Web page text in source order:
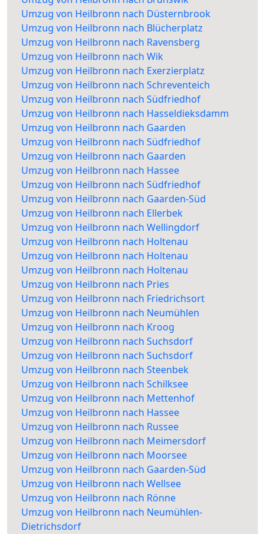
Umzug von Heilbronn nach Düsternbrook
Umzug von Heilbronn nach Blücherplatz
Umzug von Heilbronn nach Ravensberg
Umzug von Heilbronn nach Wik
Umzug von Heilbronn nach Exerzierplatz
Umzug von Heilbronn nach Schreventeich
Umzug von Heilbronn nach Südfriedhof
Umzug von Heilbronn nach Hasseldieksdamm
Umzug von Heilbronn nach Gaarden
Umzug von Heilbronn nach Südfriedhof
Umzug von Heilbronn nach Gaarden
Umzug von Heilbronn nach Hassee
Umzug von Heilbronn nach Südfriedhof
Umzug von Heilbronn nach Gaarden-Süd
Umzug von Heilbronn nach Ellerbek
Umzug von Heilbronn nach Wellingdorf
Umzug von Heilbronn nach Holtenau
Umzug von Heilbronn nach Holtenau
Umzug von Heilbronn nach Holtenau
Umzug von Heilbronn nach Pries
Umzug von Heilbronn nach Friedrichsort
Umzug von Heilbronn nach Neumühlen
Umzug von Heilbronn nach Kroog
Umzug von Heilbronn nach Suchsdorf
Umzug von Heilbronn nach Suchsdorf
Umzug von Heilbronn nach Steenbek
Umzug von Heilbronn nach Schilksee
Umzug von Heilbronn nach Mettenhof
Umzug von Heilbronn nach Hassee
Umzug von Heilbronn nach Russee
Umzug von Heilbronn nach Meimersdorf
Umzug von Heilbronn nach Moorsee
Umzug von Heilbronn nach Gaarden-Süd
Umzug von Heilbronn nach Wellsee
Umzug von Heilbronn nach Rönne
Umzug von Heilbronn nach Neumühlen-
Dietrichsdorf